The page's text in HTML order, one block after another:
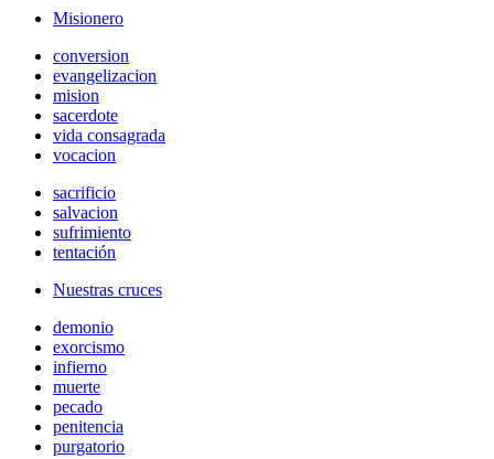
Misionero
conversion
evangelizacion
mision
sacerdote
vida consagrada
vocacion
sacrificio
salvacion
sufrimiento
tentación
Nuestras cruces
demonio
exorcismo
infierno
muerte
pecado
penitencia
purgatorio